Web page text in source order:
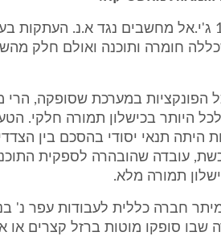
בת"א (י-ם) 12492/01 ג'י.אל מחשבים נגד א.נ.
חומרה ותוכנה ואולם חלק
הפונקציות במערכת שסופקה,
היותר בכישלון תמורה חלקי.
היתה תנאי יסודי בהסכם בין
עובדה שהובהרה לספקית
תמורה מלא.
(ב"ש) 129/93 מיתר חברה כללית לעבודות
סופקו מוטות ברזל קצרים או